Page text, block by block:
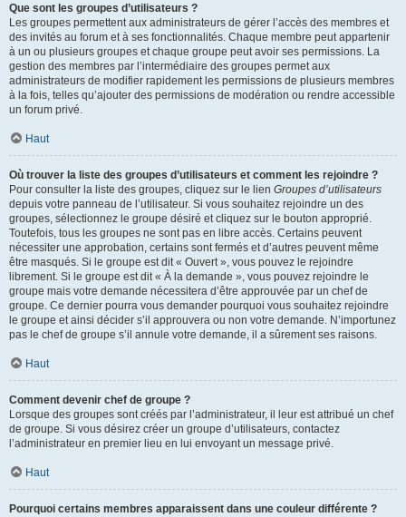
Que sont les groupes d’utilisateurs ?
Les groupes permettent aux administrateurs de gérer l’accès des membres et
des invités au forum et à ses fonctionnalités. Chaque membre peut appartenir
à un ou plusieurs groupes et chaque groupe peut avoir ses permissions. La
gestion des membres par l’intermédiaire des groupes permet aux
administrateurs de modifier rapidement les permissions de plusieurs membres
à la fois, telles qu’ajouter des permissions de modération ou rendre accessible
un forum privé.
Haut
Où trouver la liste des groupes d’utilisateurs et comment les rejoindre ?
Pour consulter la liste des groupes, cliquez sur le lien Groupes d’utilisateurs
depuis votre panneau de l’utilisateur. Si vous souhaitez rejoindre un des
groupes, sélectionnez le groupe désiré et cliquez sur le bouton approprié.
Toutefois, tous les groupes ne sont pas en libre accès. Certains peuvent
nécessiter une approbation, certains sont fermés et d’autres peuvent même
être masqués. Si le groupe est dit « Ouvert », vous pouvez le rejoindre
librement. Si le groupe est dit « À la demande », vous pouvez rejoindre le
groupe mais votre demande nécessitera d’être approuvée par un chef de
groupe. Ce dernier pourra vous demander pourquoi vous souhaitez rejoindre
le groupe et ainsi décider s’il approuvera ou non votre demande. N’importunez
pas le chef de groupe s’il annule votre demande, il a sûrement ses raisons.
Haut
Comment devenir chef de groupe ?
Lorsque des groupes sont créés par l’administrateur, il leur est attribué un chef
de groupe. Si vous désirez créer un groupe d’utilisateurs, contactez
l’administrateur en premier lieu en lui envoyant un message privé.
Haut
Pourquoi certains membres apparaissent dans une couleur différente ?